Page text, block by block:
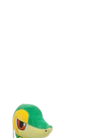
Ver detalles